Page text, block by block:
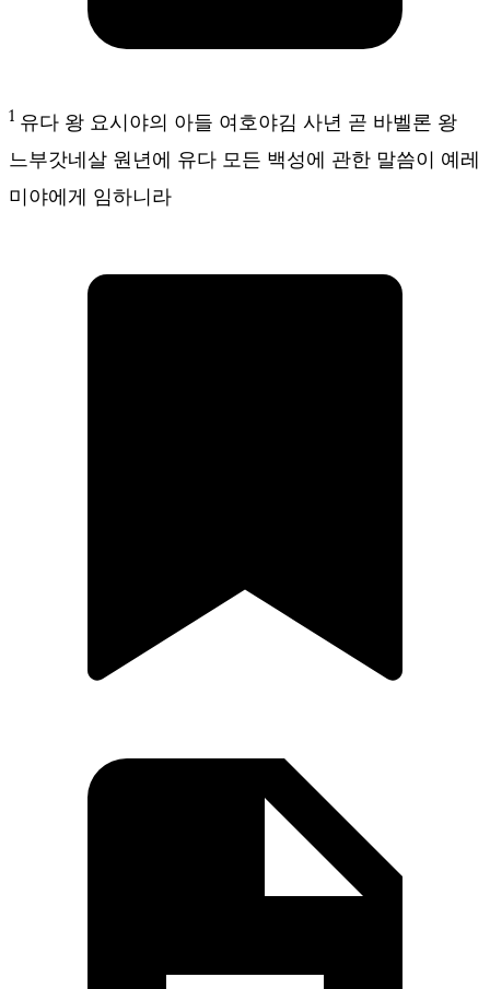
1 유다 왕 요시야의 아들 여호야김 사년 곧 바벨론 왕
느부갓네살 원년에 유다 모든 백성에 관한 말씀이 예레
미야에게 임하니라